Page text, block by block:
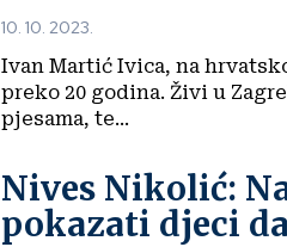
10. 10. 2023.
Ivan Martić Ivica, na
preko 20 godina. Živi u
pjesama, te...
Nives Nikolić:
pokazati djeci